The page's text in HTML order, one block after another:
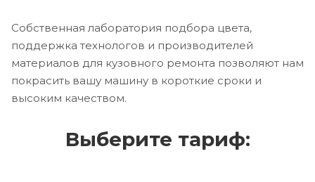
Собственная лаборатория подбора цвета,
поддержка технологов и производителей
материалов для кузовного ремонта позволяют нам
покрасить вашу машину в короткие сроки и
высоким качеством.
Выберите тариф: